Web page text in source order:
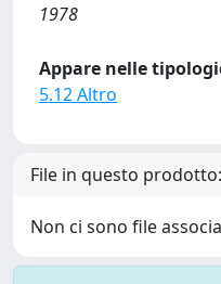
1978
Appare nelle
5.12 Altro
File in questo prodotto:
Non ci sono file